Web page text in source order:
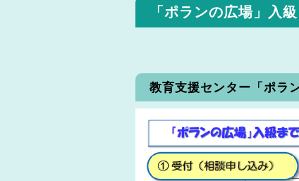
「ポランの広場」入
教育支援センター「ポラ